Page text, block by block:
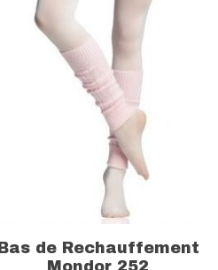
Bas de Rechauffement